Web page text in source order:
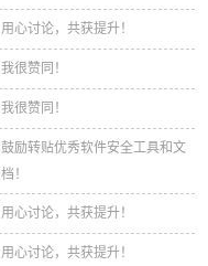
用心讨论，共获提升！
我很赞同！
我很赞同！
鼓励转贴优秀软件安全工具和文
档！
用心讨论，共获提升！
用心讨论，共获提升！